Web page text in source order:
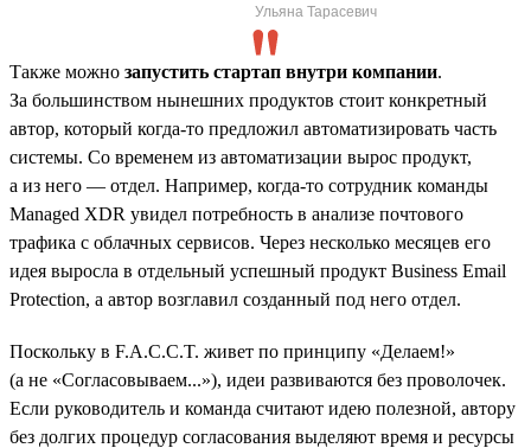
Ульяна Тарасевич
Также можно запустить стартап внутри компании.
За большинством нынешних продуктов стоит конкретный
автор, который когда-то предложил автоматизировать часть
системы. Со временем из автоматизации вырос продукт,
а из него — отдел. Например, когда-то сотрудник команды
Managed XDR увидел потребность в анализе почтового
трафика с облачных сервисов. Через несколько месяцев его
идея выросла в отдельный успешный продукт Business Email
Protection, а автор возглавил созданный под него отдел.
Поскольку в F.A.C.C.T. живет по принципу «Делаем!»
(а не «Согласовываем...»), идеи развиваются без проволочек.
Если руководитель и команда считают идею полезной, автору
без долгих процедур согласования выделяют время и ресурсы